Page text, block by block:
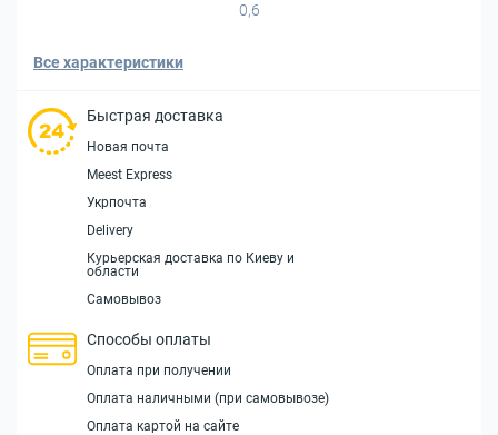
0,6
Все характеристики
Быстрая доставка
Новая почта
Meest Express
Укрпочта
Delivery
Курьерская доставка по Киеву и
области
Самовывоз
Способы оплаты
Оплата при получении
Оплата наличными (при самовывозе)
Оплата картой на сайте